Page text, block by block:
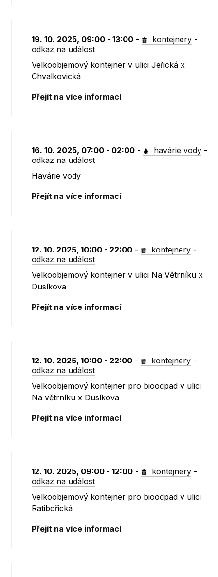
19. 10. 2025, 09:00 - 13:00 - kontejnery -
odkaz na událost
Velkoobjemový kontejner v ulici Jeřická x
Chvalkovická
Přejít na více informací
16. 10. 2025, 07:00 - 02:00 - havárie vody -
odkaz na událost
Havárie vody
Přejít na více informací
12. 10. 2025, 10:00 - 22:00 - kontejnery -
odkaz na událost
Velkoobjemový kontejner v ulici Na Větrníku x
Dusíkova
Přejít na více informací
12. 10. 2025, 10:00 - 22:00 - kontejnery -
odkaz na událost
Velkoobjemový kontejner pro bioodpad v ulici
Na větrníku x Dusíkova
Přejít na více informací
12. 10. 2025, 09:00 - 12:00 - kontejnery -
odkaz na událost
Velkoobjemový kontejner pro bioodpad v ulici
Ratibořická
Přejít na více informací